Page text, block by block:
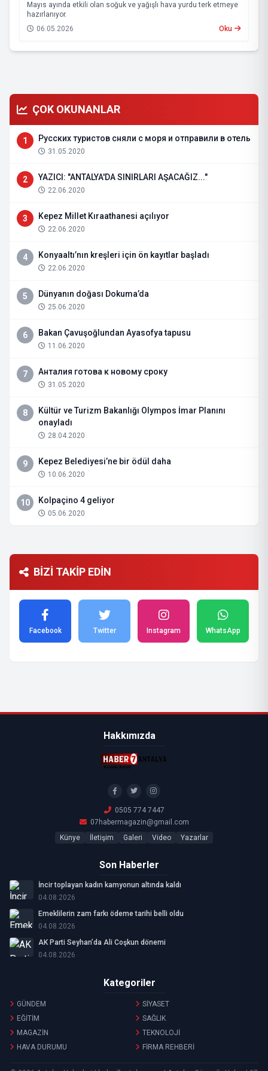
Mayıs ayında etkili olan soğuk ve yağışlı hava yurdu terk etmeye
hazırlanıyor.
06.05.2026
Oku
ÇOK OKUNANLAR
1 Русских туристов сняли с моря и отправили в отель
31.05.2020
2 YAZICI: "ANTALYA'DA SINIRLARI AŞACAĞIZ..."
22.06.2020
3 Kepez Millet Kıraathanesi açılıyor
22.06.2020
4 Konyaaltı’nın kreşleri için ön kayıtlar başladı
22.06.2020
5 Dünyanın doğası Dokuma’da
25.06.2020
6 Bakan Çavuşoğlundan Ayasofya tapusu
11.06.2020
7 Анталия готова к новому сроку
31.05.2020
8
Kültür ve Turizm Bakanlığı Olympos İmar Planını
onayladı
28.04.2020
9 Kepez Belediyesi’ne bir ödül daha
10.06.2020
10 Kolpaçino 4 geliyor
05.06.2020
BİZİ TAKİP EDİN
Facebook Twitter Instagram WhatsApp
Hakkımızda
0505 774 7447
07habermagazin@gmail.com
Künye
İletişim Galeri Video Yazarlar
Son Haberler
İncir toplayan kadın kamyonun altında kaldı
04.08.2026
Emeklilerin zam farkı ödeme tarihi belli oldu
04.08.2026
AK Parti Seyhan’da Ali Coşkun dönemi
04.08.2026
Kategoriler
GÜNDEM
SİYASET
EĞİTİM
SAĞLIK
MAGAZİN
TEKNOLOJİ
HAVA DURUMU
FİRMA REHBERİ